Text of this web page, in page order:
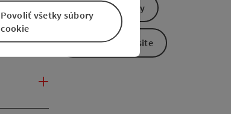
Send inquiry
To the website
Povoliť všetky súbory
cookie